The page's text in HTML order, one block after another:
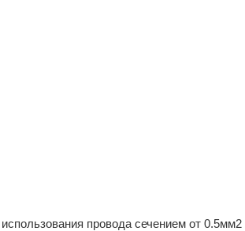
провода сечением от 0.5мм2